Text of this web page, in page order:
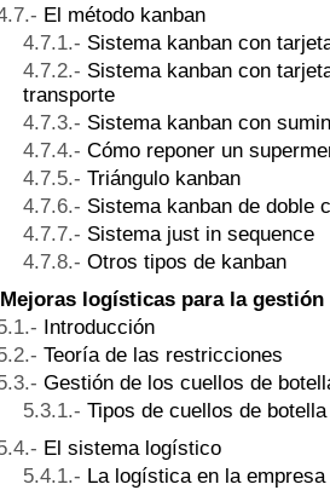
El método kanban
Sistema kanban con
Sistema kanban con
transporte
Sistema kanban con
Cómo reponer un
Triángulo kanban
Sistema kanban de doble
Sistema just in sequence
Otros tipos de kanban
Mejoras logísticas para la
Introducción
Teoría de las restricciones
Gestión de los cuellos de
Tipos de cuellos de botella
El sistema logístico
La logística en la empresa